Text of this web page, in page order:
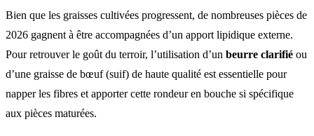
Bien que les graisses cultivées progressent, de nombreuses pièces de
2026 gagnent à être accompagnées d’un apport lipidique externe.
Pour retrouver le goût du terroir, l’utilisation d’un beurre clarifié ou
d’une graisse de bœuf (suif) de haute qualité est essentielle pour
napper les fibres et apporter cette rondeur en bouche si spécifique
aux pièces maturées.